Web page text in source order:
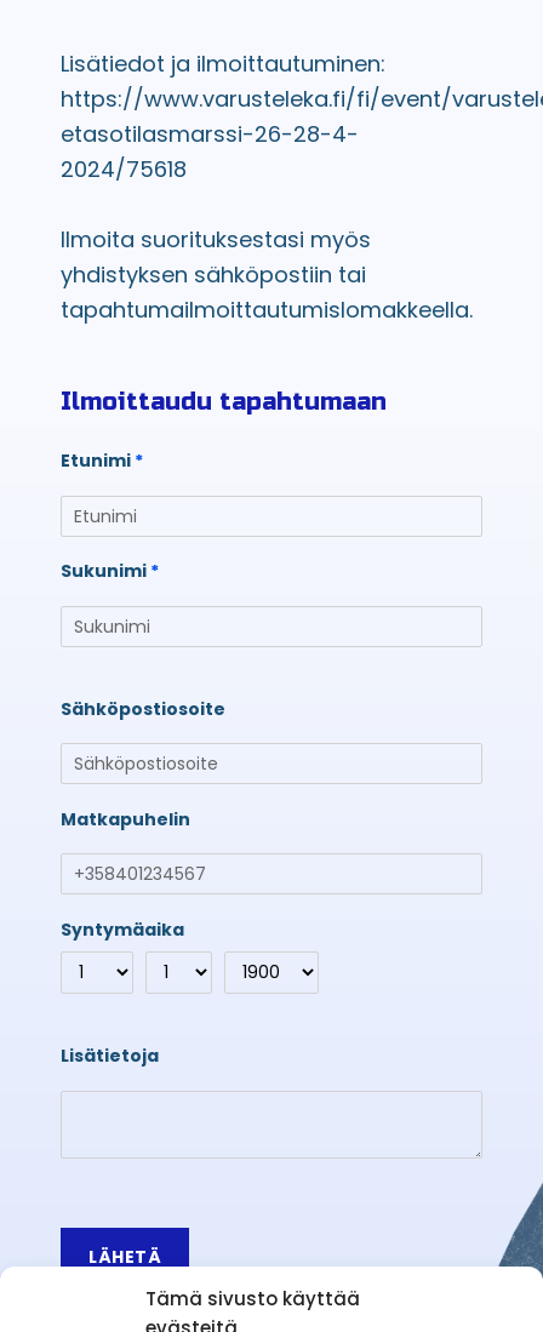
Tämä sivusto käyttää
Lisätiedot ja ilmoittautuminen:
https://www.varusteleka.fi/fi/event/
etasotilasmarssi-26-28-4-
2024/75618
Ilmoita suorituksestasi myös
yhdistyksen sähköpostiin tai
tapahtumailmoittautumislomakkeella.
Ilmoittaudu tapahtumaan
Etunimi
Sukunimi
Sähköpostiosoite
Matkapuhelin
Syntymäaika
Lisätietoja
LÄHETÄ